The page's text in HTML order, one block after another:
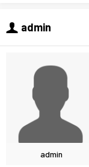
admin
admin